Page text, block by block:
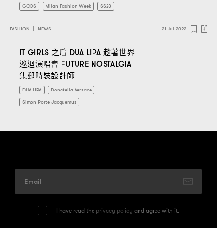
GCDS Milan Fashion Week SS23
FASHION | NEWS 21 Jul 2022
IT GIRLS 之后 DUA LIPA 趁著世界
巡迴演唱會 FUTURE NOSTALGIA
集郵時裝設計師
DUA LIPA
Donatella Versace
Simon Porte Jacquemus
I have read the privacy policy and agree with it.